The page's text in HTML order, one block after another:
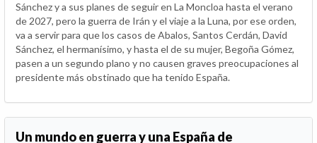
Sánchez y a sus planes de seguir en La Moncloa hasta el verano
de 2027, pero la guerra de Irán y el viaje a la Luna, por ese orden,
va a servir para que los casos de Abalos, Santos Cerdán, David
Sánchez, el hermanísimo, y hasta el de su mujer, Begoña Gómez,
pasen a un segundo plano y no causen graves preocupaciones al
presidente más obstinado que ha tenido España.
Un mundo en guerra y una España de